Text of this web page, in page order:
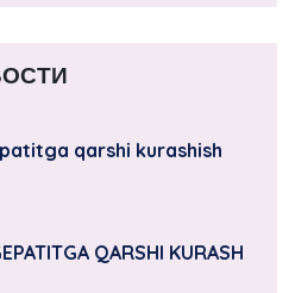
qarshi kurashish
QARSHI KURASH